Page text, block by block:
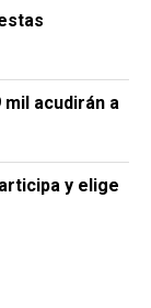
mil acudirán a
y elige